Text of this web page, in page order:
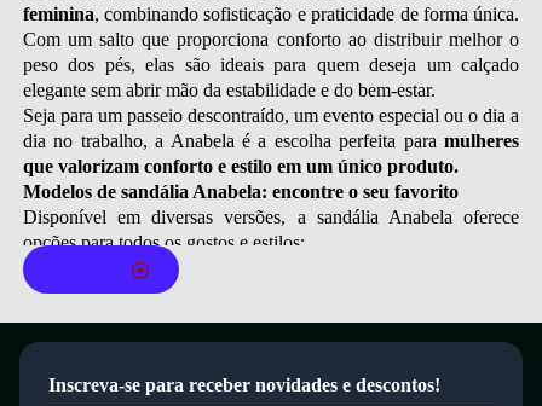
feminina, combinando sofisticação e praticidade de forma única.
Com um salto que proporciona conforto ao distribuir melhor o
peso dos pés, elas são ideais para quem deseja um calçado
elegante sem abrir mão da estabilidade e do bem-estar.
Seja para um passeio descontraído, um evento especial ou o dia a
dia no trabalho, a Anabela é a escolha perfeita paramulheres
que valorizam conforto e estilo em um único produto.
Modelos de sandália Anabela: encontre o seu favorito
Disponível em diversas versões, a sandália Anabela oferece
opções para todos os gostos e estilos:
Anabela Clássica:
com salto médio ou alto, geralmente em
cortiça, madeira ou revestidos com palha, perfeitas para looks
casuais e sofisticados.
Anabela Espadrille:charmosa e despojada, com solado
Anabela com Tiras Finas: um toque delicado que combina
Inscreva-se para receber novidades e descontos!